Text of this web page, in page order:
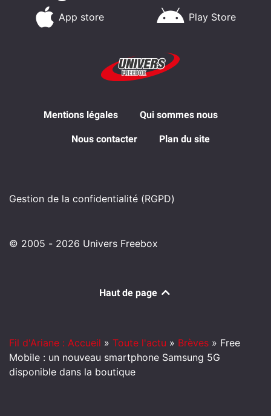
App store Play Store
Mentions légales Qui sommes nous
Nous contacter Plan du site
Gestion de la confidentialité (RGPD)
© 2005 - 2026 Univers Freebox
Haut de page
Fil d'Ariane : Accueil » Toute l'actu » Brèves » Free
Mobile : un nouveau smartphone Samsung 5G
disponible dans la boutique